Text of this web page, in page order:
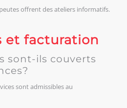
offrent des ateliers informatifs.
et facturation
sont-ils couverts
sont admissibles au